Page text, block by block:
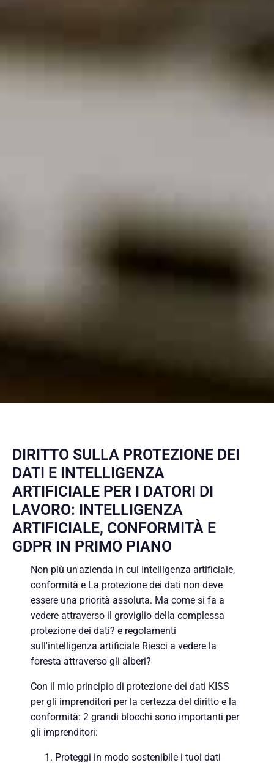
DIRITTO SULLA PROTEZIONE DEI
DATI E INTELLIGENZA
ARTIFICIALE PER I DATORI DI
LAVORO: INTELLIGENZA
ARTIFICIALE, CONFORMITÀ E
GDPR IN PRIMO PIANO
Non più un'azienda in cui Intelligenza artificiale,
conformità e La protezione dei dati non deve
essere una priorità assoluta. Ma come si fa a
vedere attraverso il groviglio della complessa
protezione dei dati? e regolamenti
sull'intelligenza artificiale Riesci a vedere la
foresta attraverso gli alberi?
Con il mio principio di protezione dei dati KISS
per gli imprenditori per la certezza del diritto e la
conformità: 2 grandi blocchi sono importanti per
gli imprenditori:
Proteggi in modo sostenibile i tuoi dati